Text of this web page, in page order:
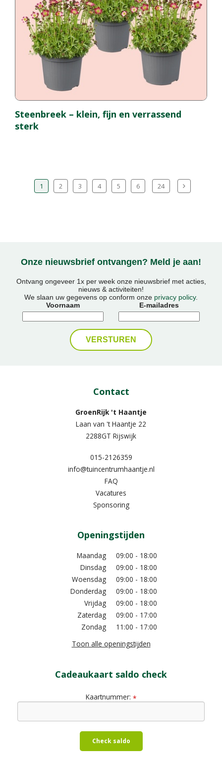
Steenbreek – klein, fijn en verrassend
sterk
1 2 3 4 5 6 24
Onze nieuwsbrief ontvangen? Meld je aan!
Ontvang ongeveer 1x per week onze nieuwsbrief met acties,
nieuws & activiteiten!
We slaan uw gegevens op conform onze privacy policy.
Voornaam
E-mailadres
Contact
GroenRijk 't Haantje
Laan van 't Haantje 22
2288GT Rijswijk
015-2126359
info@tuincentrumhaantje.nl
FAQ
Vacatures
Sponsoring
Openingstijden
Maandag
09:00 - 18:00
Dinsdag
09:00 - 18:00
Woensdag
09:00 - 18:00
Donderdag
09:00 - 18:00
Vrijdag
09:00 - 18:00
Zaterdag
09:00 - 17:00
Zondag
11:00 - 17:00
Toon alle openingstijden
Cadeaukaart saldo check
Kaartnummer: *
Check saldo